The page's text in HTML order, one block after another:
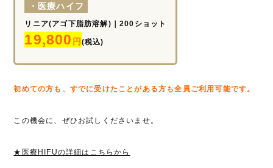
・医療ハイフ
リニア(アゴ下脂肪溶解)｜200ショット
19,800 円 (税込)
初めての方も、すでに受けたことがある方も全員ご利用可能です。
この機会に、ぜひお試しくださいませ。
★医療HIFUの詳細はこちらから